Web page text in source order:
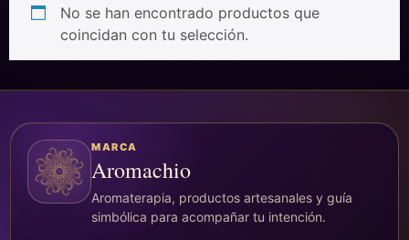
No se han encontrado productos que
coincidan con tu selección.
MARCA
Aromachio
Aromaterapia, productos artesanales y guía
simbólica para acompañar tu intención.